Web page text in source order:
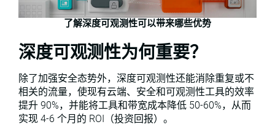
了解深度可观测性可以带来哪些优势
深度可观测性为何重要？
除了加强安全态势外，深度可观测性还能消除重复或不
相关的流量，使现有云端、安全和可观测性工具的效率
提升 90%，并能将工具和带宽成本降低 50-60%，从而
实现 4-6 个月的 ROI（投资回报）。